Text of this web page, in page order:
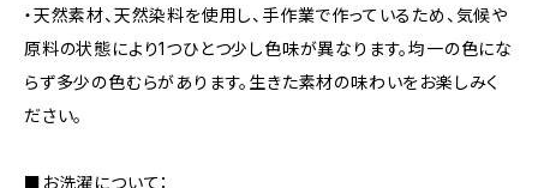
・天然素材、天然染料を使用し、手作業で作っているため、気候や
原料の状態により1つひとつ少し色味が異なります。均一の色にな
らず多少の色むらがあります。生きた素材の味わいをお楽しみく
ださい。
■お洗濯について：